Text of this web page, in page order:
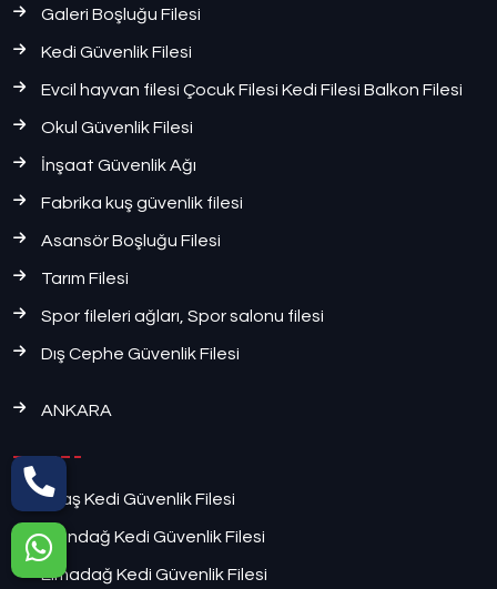
Galeri Boşluğu Filesi
Kedi Güvenlik Filesi
Evcil hayvan filesi Çocuk Filesi Kedi Filesi Balkon Filesi
Okul Güvenlik Filesi
İnşaat Güvenlik Ağı
Fabrika kuş güvenlik filesi
Asansör Boşluğu Filesi
Tarım Filesi
Spor fileleri ağları, Spor salonu filesi
Dış Cephe Güvenlik Filesi
ANKARA
Ayaş Kedi Güvenlik Filesi
Altındağ Kedi Güvenlik Filesi
Elmadağ Kedi Güvenlik Filesi